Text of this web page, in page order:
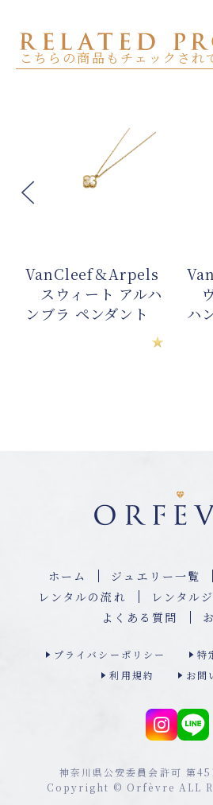
こちらの商品もチェックされ
VanCleef＆Arpels
スウィート アルハ
ンブラ ペンダント
★
ハ
ホーム ジュエリー⼀覧
レンタルの流れ
レンタル
よくある質問
プライバシーポリシー
特
利用規約
お問
神奈川県公安委員会許可 第
Copyright © Orfèvre ALL